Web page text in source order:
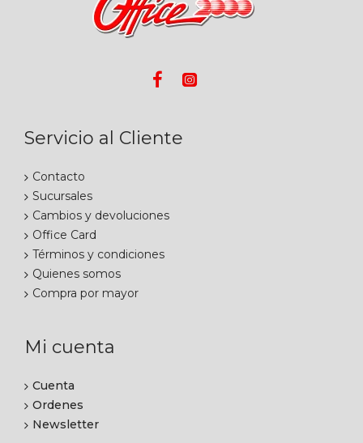
Servicio al Cliente
Contacto
Sucursales
Cambios y devoluciones
Office Card
Términos y condiciones
Quienes somos
Compra por mayor
Mi cuenta
Cuenta
Ordenes
Newsletter